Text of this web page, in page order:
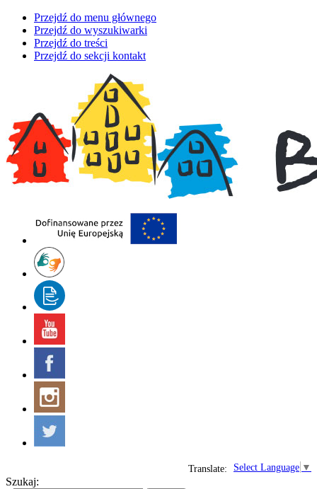
Przejdź do menu głównego
Przejdź do wyszukiwarki
Przejdź do treści
Przejdź do sekcji kontakt
Select Language ▼
Translate:
Szukaj: